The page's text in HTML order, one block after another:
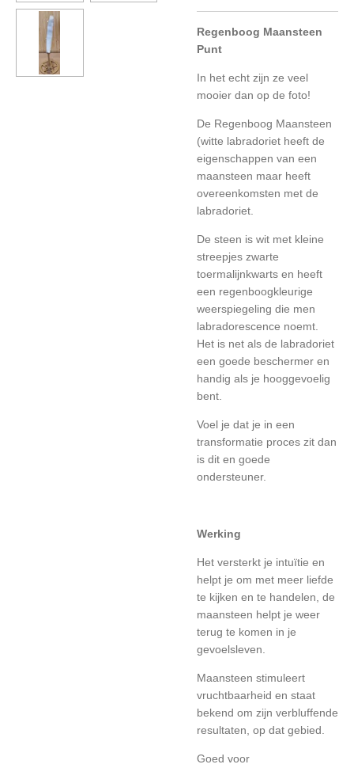
Regenboog Maansteen
Punt
In het echt zijn ze veel
mooier dan op de foto!
De Regenboog Maansteen
(witte labradoriet heeft de
eigenschappen van een
maansteen maar heeft
overeenkomsten met de
labradoriet.
De steen is wit met kleine
streepjes zwarte
toermalijnkwarts en heeft
een regenboogkleurige
weerspiegeling die men
labradorescence noemt.
Het is net als de labradoriet
een goede beschermer en
handig als je hooggevoelig
bent.
Voel je dat je in een
transformatie proces zit dan
is dit en goede
ondersteuner.
Werking
Het versterkt je intuïtie en
helpt je om met meer liefde
te kijken en te handelen, de
maansteen helpt je weer
terug te komen in je
gevoelsleven.
Maansteen stimuleert
vruchtbaarheid en staat
bekend om zijn verbluffende
resultaten, op dat gebied.
Goed voor